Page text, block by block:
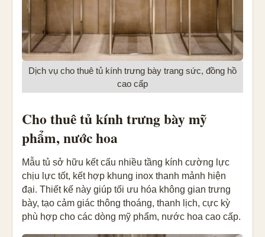
Dịch vụ cho thuê tủ kính trưng bày trang sức, đồng hồ
cao cấp
Cho thuê tủ kính trưng bày mỹ
phẩm, nước hoa
Mẫu tủ sở hữu kết cấu nhiều tầng kính cường lực
chịu lực tốt, kết hợp khung inox thanh mảnh hiện
đại. Thiết kế này giúp tối ưu hóa không gian trưng
bày, tạo cảm giác thông thoáng, thanh lịch, cực kỳ
phù hợp cho các dòng mỹ phẩm, nước hoa cao cấp.